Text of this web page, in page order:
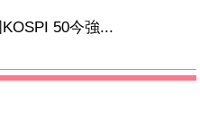
50今強...